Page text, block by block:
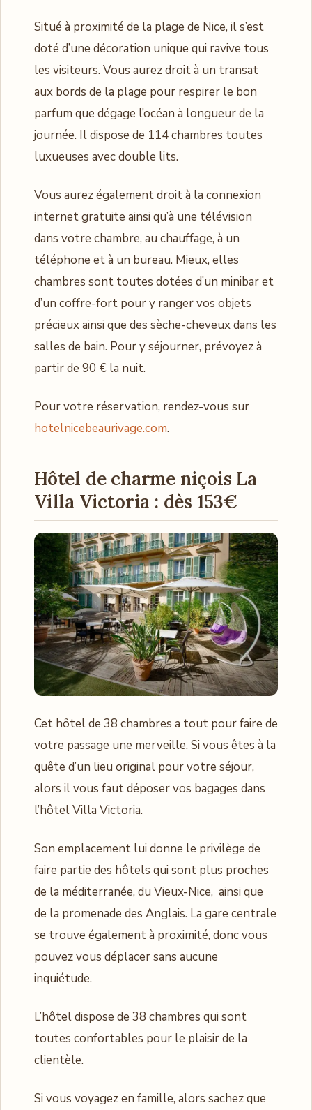
Situé à proximité de la plage de Nice, il s’est
doté d’une décoration unique qui ravive tous
les visiteurs. Vous aurez droit à un transat
aux bords de la plage pour respirer le bon
parfum que dégage l’océan à longueur de la
journée. Il dispose de 114 chambres toutes
luxueuses avec double lits.
Vous aurez également droit à la connexion
internet gratuite ainsi qu’à une télévision
dans votre chambre, au chauffage, à un
téléphone et à un bureau. Mieux, elles
chambres sont toutes dotées d’un minibar et
d’un coffre-fort pour y ranger vos objets
précieux ainsi que des sèche-cheveux dans les
salles de bain. Pour y séjourner, prévoyez à
partir de 90 € la nuit.
Pour votre réservation, rendez-vous sur
hotelnicebeaurivage.com.
Hôtel de charme niçois La
Villa Victoria : dès 153€
Cet hôtel de 38 chambres a tout pour faire de
votre passage une merveille. Si vous êtes à la
quête d’un lieu original pour votre séjour,
alors il vous faut déposer vos bagages dans
l’hôtel Villa Victoria.
Son emplacement lui donne le privilège de
faire partie des hôtels qui sont plus proches
de la méditerranée, du Vieux-Nice, ainsi que
de la promenade des Anglais. La gare centrale
se trouve également à proximité, donc vous
pouvez vous déplacer sans aucune
inquiétude.
L’hôtel dispose de 38 chambres qui sont
toutes confortables pour le plaisir de la
clientèle.
Si vous voyagez en famille, alors sachez que